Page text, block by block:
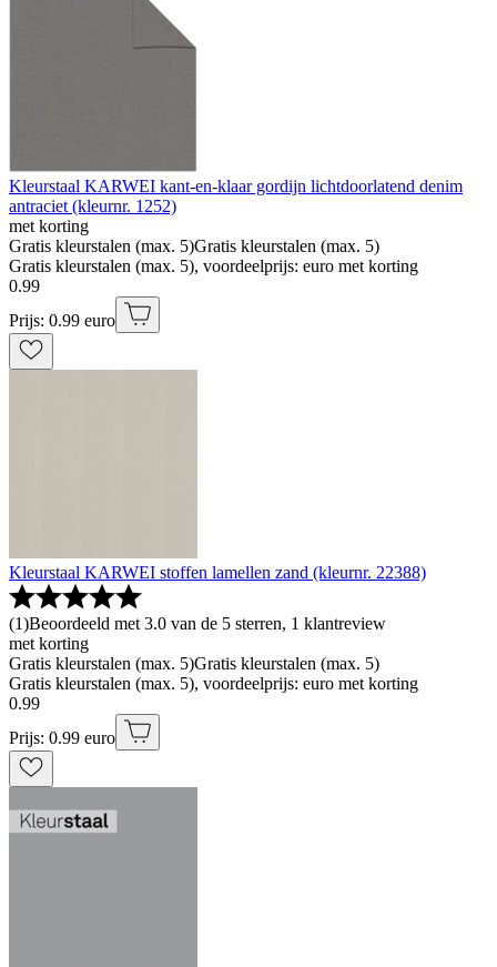
Kleurstaal KARWEI kant-en-klaar gordijn lichtdoorlatend denim
antraciet (kleurnr. 1252)
met korting
Gratis kleurstalen (max. 5)Gratis kleurstalen (max. 5)
Gratis kleurstalen (max. 5), voordeelprijs: euro met korting
0.99
Prijs: 0.99 euro
Kleurstaal KARWEI stoffen lamellen zand (kleurnr. 22388)
(1)Beoordeeld met 3.0 van de 5 sterren, 1 klantreview
met korting
Gratis kleurstalen (max. 5)Gratis kleurstalen (max. 5)
Gratis kleurstalen (max. 5), voordeelprijs: euro met korting
0.99
Prijs: 0.99 euro